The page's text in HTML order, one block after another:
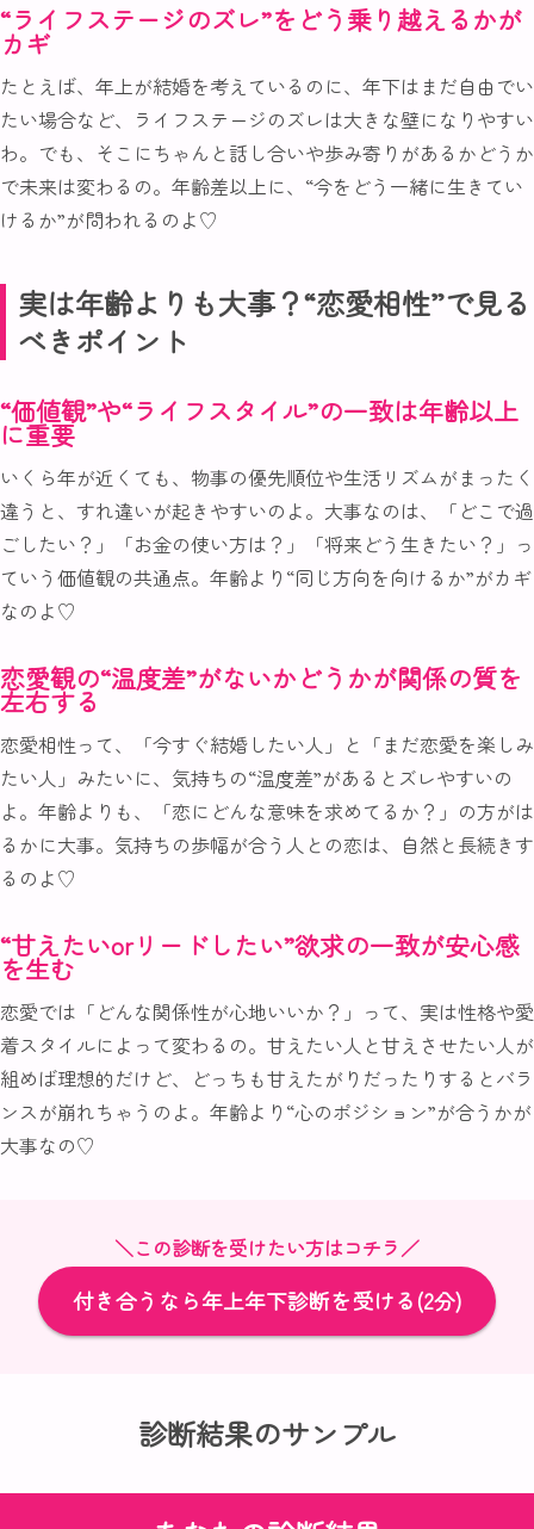
“ライフステージのズレ”をどう乗り越えるかが
カギ
たとえば、年上が結婚を考えているのに、年下はまだ自由でい
たい場合など、ライフステージのズレは大きな壁になりやすい
わ。でも、そこにちゃんと話し合いや歩み寄りがあるかどうか
で未来は変わるの。年齢差以上に、“今をどう一緒に生きてい
けるか”が問われるのよ♡
実は年齢よりも大事？“恋愛相性”で見る
べきポイント
“価値観”や“ライフスタイル”の一致は年齢以上
に重要
いくら年が近くても、物事の優先順位や生活リズムがまったく
違うと、すれ違いが起きやすいのよ。大事なのは、「どこで過
ごしたい？」「お金の使い方は？」「将来どう生きたい？」っ
ていう価値観の共通点。年齢より“同じ方向を向けるか”がカギ
なのよ♡
恋愛観の“温度差”がないかどうかが関係の質を
左右する
恋愛相性って、「今すぐ結婚したい人」と「まだ恋愛を楽しみ
たい人」みたいに、気持ちの“温度差”があるとズレやすいの
よ。年齢よりも、「恋にどんな意味を求めてるか？」の方がは
るかに大事。気持ちの歩幅が合う人との恋は、自然と長続きす
るのよ♡
“甘えたいorリードしたい”欲求の一致が安心感
を生む
恋愛では「どんな関係性が心地いいか？」って、実は性格や愛
着スタイルによって変わるの。甘えたい人と甘えさせたい人が
組めば理想的だけど、どっちも甘えたがりだったりするとバラ
ンスが崩れちゃうのよ。年齢より“心のポジション”が合うかが
大事なの♡
＼この診断を受けたい方はコチラ／
付き合うなら年上年下診断を受ける(2分)
診断結果のサンプル